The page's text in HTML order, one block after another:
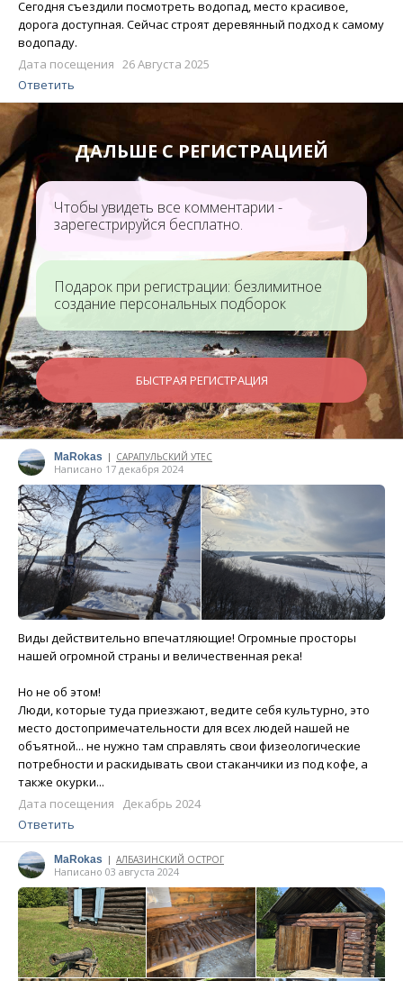
Сегодня съездили посмотреть водопад, место красивое,
дорога доступная. Сейчас строят деревянный подход к самому
водопаду.
Дата посещения 26 Августа 2025
Ответить
ДАЛЬШЕ С РЕГИСТРАЦИЕЙ
Чтобы увидеть все комментарии -
зарегестрируйся бесплатно.
Подарок при регистрации: безлимитное
создание персональных подборок
БЫСТРАЯ РЕГИСТРАЦИЯ
MaRokas | САРАПУЛЬСКИЙ УТЕС
Написано 17 декабря 2024
Виды действительно впечатляющие! Огромные просторы
нашей огромной страны и величественная река!
Но не об этом!
Люди, которые туда приезжают, ведите себя культурно, это
место достопримечательности для всех людей нашей не
объятной... не нужно там справлять свои физеологические
потребности и раскидывать свои стаканчики из под кофе, а
также окурки...
Дата посещения Декабрь 2024
Ответить
MaRokas | АЛБАЗИНСКИЙ ОСТРОГ
Написано 03 августа 2024